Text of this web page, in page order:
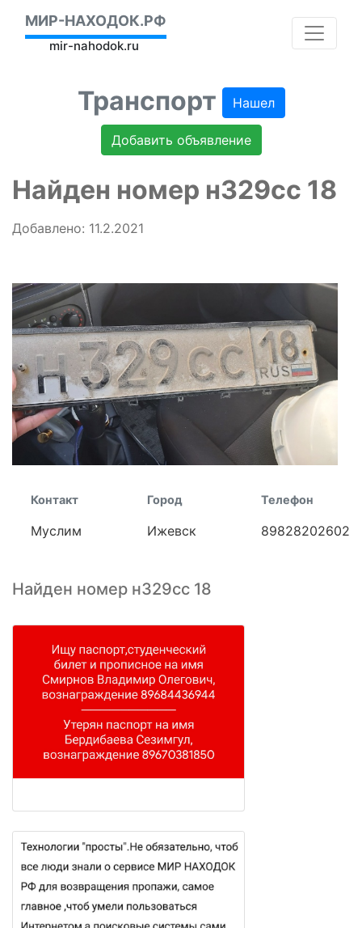
МИР-НАХОДОК.РФ
mir-nahodok.ru
Транспорт Нашел
Добавить объявление
Найден номер н329сс 18
Добавлено: 11.2.2021
Контакт
Муслим
Город
Ижевск
Телефон
89828202602
Найден номер н329сс 18